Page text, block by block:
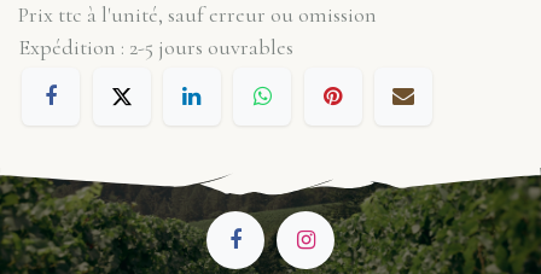
Prix ttc à l'unité, sauf erreur ou omission
Expédition : 2-5 jours ouvrables